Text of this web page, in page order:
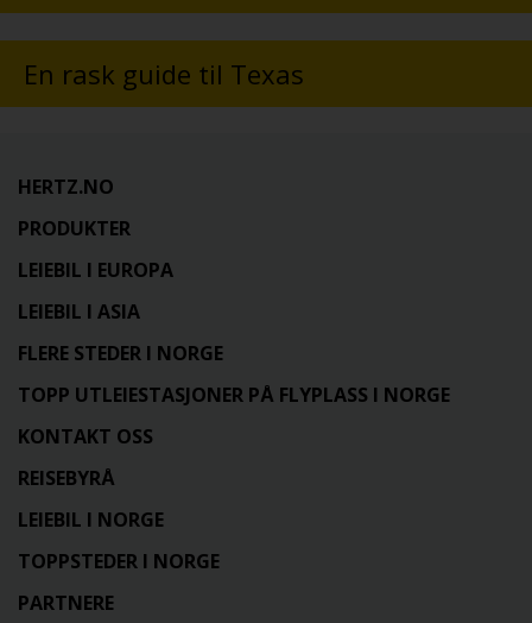
En rask guide til Texas
HERTZ.NO
PRODUKTER
LEIEBIL I EUROPA
LEIEBIL I ASIA
FLERE STEDER I NORGE
TOPP UTLEIESTASJONER PÅ FLYPLASS I NORGE
KONTAKT OSS
REISEBYRÅ
LEIEBIL I NORGE
TOPPSTEDER I NORGE
PARTNERE